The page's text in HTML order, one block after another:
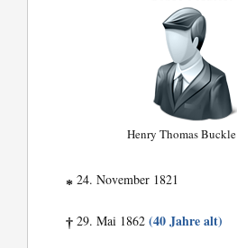
Henry Thomas Buckle
* 24. November 1821
† 29. Mai 1862(40 Jahre alt)